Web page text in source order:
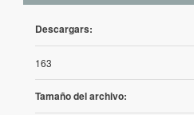
Descargars:
163
Tamaño del archivo: